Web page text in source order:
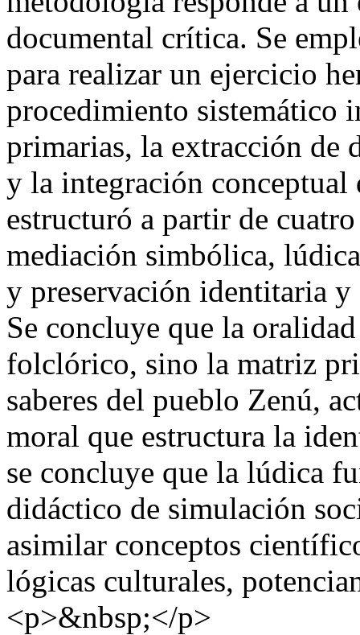
documental crítica. Se
para realizar un ejercicio
procedimiento sistemático
primarias, la extracción de
y la integración conceptual
estructuró a partir de
mediación simbólica,
y preservación identitaria
Se concluye que la
folclórico, sino la matriz
saberes del pueblo Zenú,
moral que estructura la
se concluye que la lúdica
didáctico de simulación
asimilar conceptos
lógicas culturales,
<p>&nbsp;</p>